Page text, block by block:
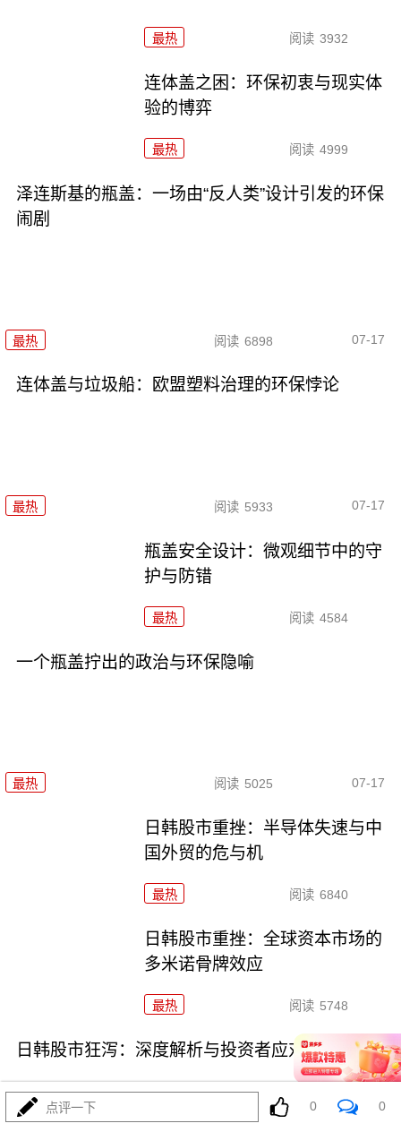
最热 阅读 3932
连体盖之困：环保初衷与现实体
验的博弈
最热 阅读 4999
泽连斯基的瓶盖：一场由“反人类”设计引发的环保
闹剧
最热 阅读 6898 07-17
连体盖与垃圾船：欧盟塑料治理的环保悖论
最热 阅读 5933 07-17
瓶盖安全设计：微观细节中的守
护与防错
最热 阅读 4584
一个瓶盖拧出的政治与环保隐喻
最热 阅读 5025 07-17
日韩股市重挫：半导体失速与中
国外贸的危与机
最热 阅读 6840
日韩股市重挫：全球资本市场的
多米诺骨牌效应
最热 阅读 5748
日韩股市狂泻：深度解析与投资者应对策略
点评一下 0 0